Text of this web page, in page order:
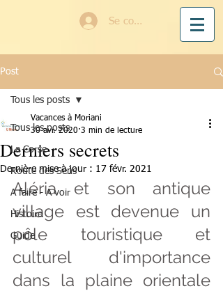
Se connecter
Post
Tous les posts
La Corse
Route des Sens
A faire - A voir
Histoire
Guide
Tous les posts
Derniers secrets
Vacances à Moriani
30 avr. 2020 3 min de lecture
Dernière mise à jour : 17 févr. 2021
Aléria et son antique
village est devenue un
pôle touristique et
culturel d'importance
dans la plaine orientale